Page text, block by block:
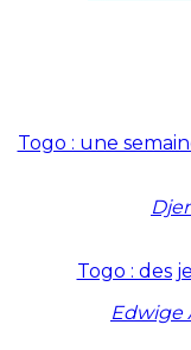
Togo : une
Togo : des
Edwige